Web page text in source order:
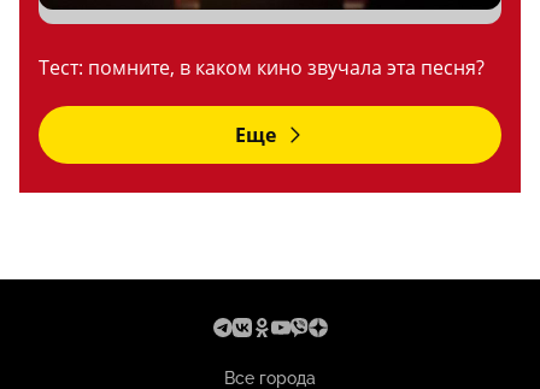
Тест: помните, в каком кино звучала эта песня?
Еще
Все города